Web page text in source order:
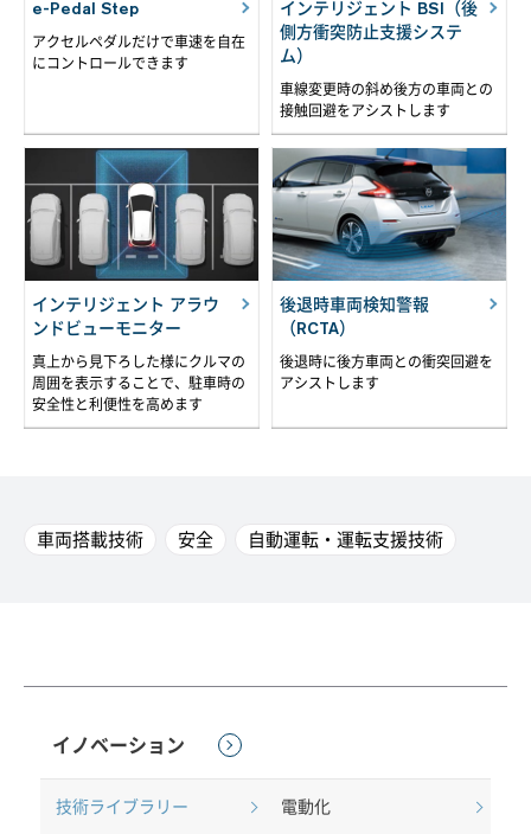
e-Pedal Step
アクセルペダルだけで車速を自在
にコントロールできます
インテリジェント BSI（後
側方衝突防止支援システ
ム）
車線変更時の斜め後方の車両との
接触回避をアシストします
インテリジェント アラウ
ンドビューモニター
真上から見下ろした様にクルマの
周囲を表示することで、駐車時の
安全性と利便性を高めます
後退時車両検知警報
（RCTA）
後退時に後方車両との衝突回避を
アシストします
車両搭載技術 安全 自動運転・運転支援技術
イノベーション
技術ライブラリー 電動化